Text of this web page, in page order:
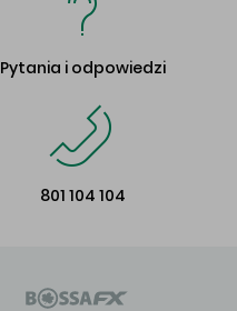
Pytania i odpowiedzi
801 104 104